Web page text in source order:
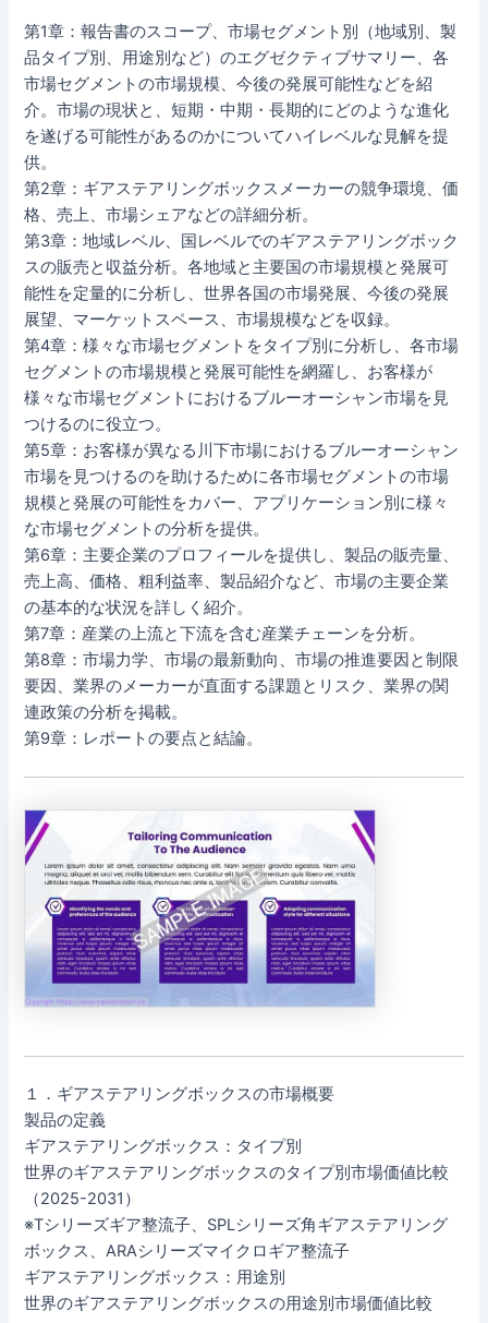
第1章：報告書のスコープ、市場セグメント別（地域別、製
品タイプ別、用途別など）のエグゼクティブサマリー、各
市場セグメントの市場規模、今後の発展可能性などを紹
介。市場の現状と、短期・中期・長期的にどのような進化
を遂げる可能性があるのかについてハイレベルな見解を提
供。
第2章：ギアステアリングボックスメーカーの競争環境、価
格、売上、市場シェアなどの詳細分析。
第3章：地域レベル、国レベルでのギアステアリングボック
スの販売と収益分析。各地域と主要国の市場規模と発展可
能性を定量的に分析し、世界各国の市場発展、今後の発展
展望、マーケットスペース、市場規模などを収録。
第4章：様々な市場セグメントをタイプ別に分析し、各市場
セグメントの市場規模と発展可能性を網羅し、お客様が
様々な市場セグメントにおけるブルーオーシャン市場を見
つけるのに役立つ。
第5章：お客様が異なる川下市場におけるブルーオーシャン
市場を見つけるのを助けるために各市場セグメントの市場
規模と発展の可能性をカバー、アプリケーション別に様々
な市場セグメントの分析を提供。
第6章：主要企業のプロフィールを提供し、製品の販売量、
売上高、価格、粗利益率、製品紹介など、市場の主要企業
の基本的な状況を詳しく紹介。
第7章：産業の上流と下流を含む産業チェーンを分析。
第8章：市場力学、市場の最新動向、市場の推進要因と制限
要因、業界のメーカーが直面する課題とリスク、業界の関
連政策の分析を掲載。
第9章：レポートの要点と結論。
１．ギアステアリングボックスの市場概要
製品の定義
ギアステアリングボックス：タイプ別
世界のギアステアリングボックスのタイプ別市場価値比較
（2025-2031）
※Tシリーズギア整流子、SPLシリーズ角ギアステアリング
ボックス、ARAシリーズマイクロギア整流子
ギアステアリングボックス：用途別
世界のギアステアリングボックスの用途別市場価値比較